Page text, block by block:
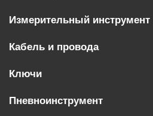
Измерительный инструмент
Кабель и провода
Ключи
Пневноинструмент